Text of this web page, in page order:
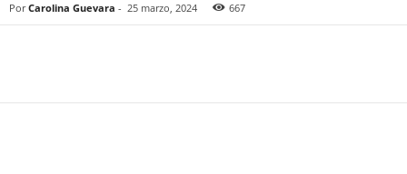
Por Carolina Guevara - 25 marzo, 2024 667